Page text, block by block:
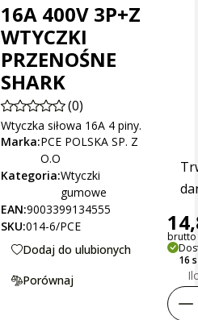
16A 400V 3P+Z
WTYCZKI
PRZENOŚNE
SHARK
(0)
Wtyczka siłowa 16A 4 piny.
Marka:PCE POLSKA SP. Z
O.O
Kategoria:Wtyczki
gumowe
EAN:9003399134555
SKU:014-6/PCE
Dodaj do ulubionych
Porównaj
brutto
16